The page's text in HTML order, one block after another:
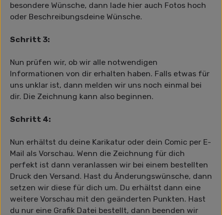
besondere Wünsche, dann lade hier auch Fotos hoch
oder Beschreibungsdeine Wünsche.
Schritt 3:
Nun prüfen wir, ob wir alle notwendigen
Informationen von dir erhalten haben. Falls etwas für
uns unklar ist, dann melden wir uns noch einmal bei
dir. Die Zeichnung kann also beginnen.
Schritt 4:
Nun erhältst du deine Karikatur oder dein Comic per E-
Mail als Vorschau. Wenn die Zeichnung für dich
perfekt ist dann veranlassen wir bei einem bestellten
Druck den Versand. Hast du Änderungswünsche, dann
setzen wir diese für dich um. Du erhältst dann eine
weitere Vorschau mit den geänderten Punkten. Hast
du nur eine Grafik Datei bestellt, dann beenden wir